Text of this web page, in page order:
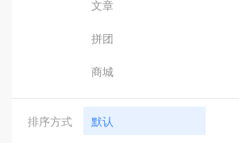
文章
拼团
商城
排序方式 默认